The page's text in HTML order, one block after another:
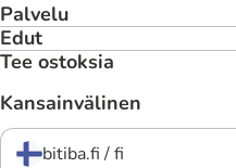
Palvelu
Edut
Tee ostoksia
Kansainvälinen
bitiba.fi / fi